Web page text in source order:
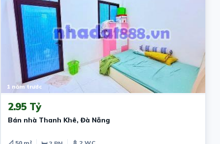
1 năm trước
2.95 Tỷ
Bán nhà Thanh Khê, Đà Nẵng